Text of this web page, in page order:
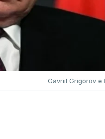
Gavriil Grigorov e